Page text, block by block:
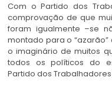
Com o Partido dos
comprovação de que
foram igualmente –se
montado para o
o imaginário de muitos
todos os políticos do
Partido dos